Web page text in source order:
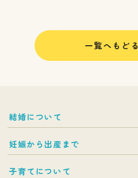
一覧へもどる
結婚について
妊娠から出産まで
子育てについて